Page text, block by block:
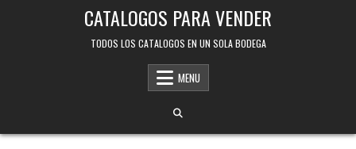
CATALOGOS PARA VENDER
TODOS LOS CATALOGOS EN UN SOLA BODEGA
MENU